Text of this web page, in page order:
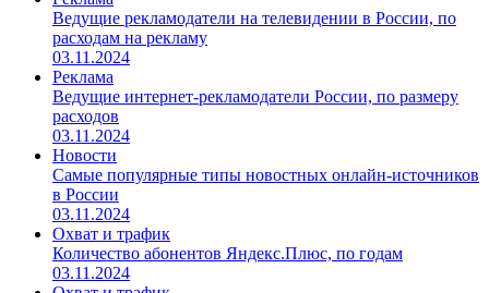
Ведущие рекламодатели на телевидении в России, по
расходам на рекламу
03.11.2024
Реклама
Ведущие интернет-рекламодатели России, по размеру
расходов
03.11.2024
Новости
Самые популярные типы новостных онлайн-источников
в России
03.11.2024
Охват и трафик
Количество абонентов Яндекс.Плюс, по годам
03.11.2024